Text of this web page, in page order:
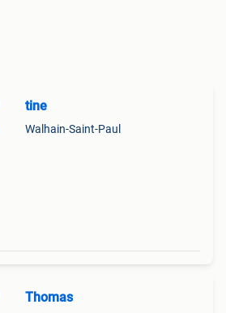
tine
Walhain-Saint-Paul
Thomas